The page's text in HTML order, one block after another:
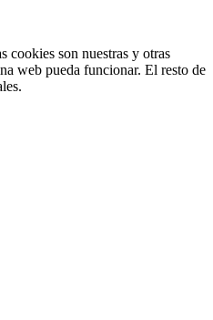
cookies son nuestras y otras
web pueda funcionar. El resto de